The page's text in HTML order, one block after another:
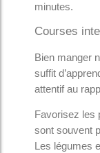
minutes.
Courses
Bien manger
suffit
attentif au
Favorisez les
sont souvent
Les légumes